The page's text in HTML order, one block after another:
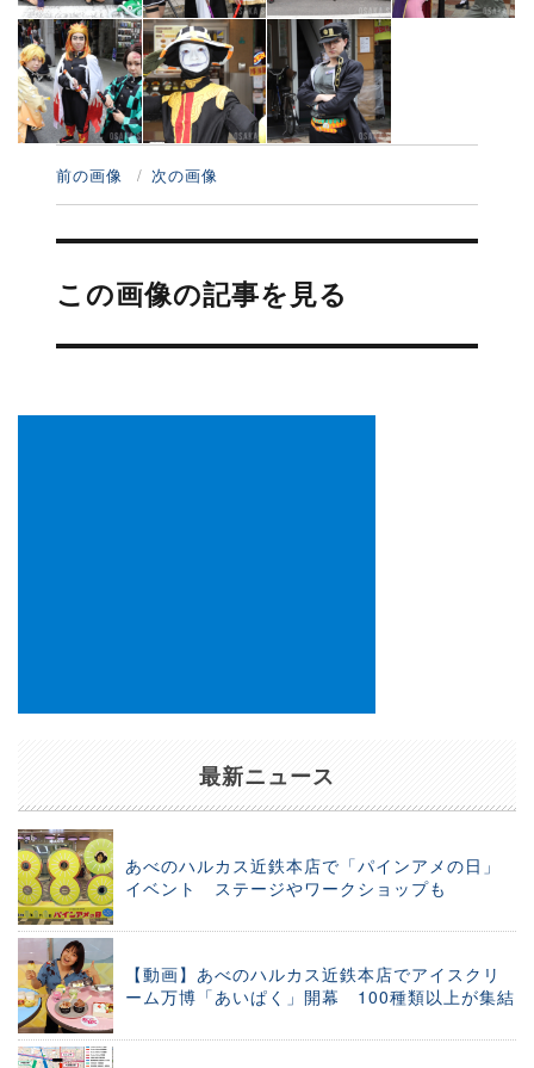
前の画像 次の画像
投
ナ
ビ
ー
この画像の記事を見る
最新ニュース
あべのハルカス近鉄本店で「パインアメの日」
イベント ステージやワークショップも
【動画】あべのハルカス近鉄本店でアイスクリ
ーム万博「あいぱく」開幕 100種類以上が集結